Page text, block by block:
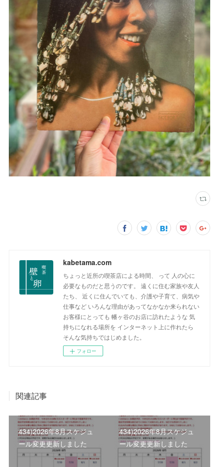
kabetama.com
ちょっと近所の喫茶店による時間、 って 人の心に
必要なものだと思うのです。 遠くに住む家族や友人
たち、 近くに住んでいても、介護や子育て、病気や
仕事など いろんな理由があってなかなか来られない
お客様にとっても 幡ヶ谷のお店に訪れたような 気
持ちになれる場所を インターネット上に作れたら
そんな気持ちではじめました。
フォロー
関連記事
434)2026年8月スケジュ
ール変更更新しました
434)2026年8月スケジュ
ール変更更新しました